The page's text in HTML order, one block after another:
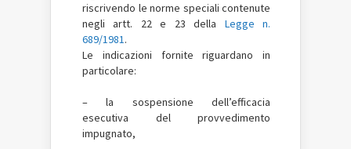
riscrivendo le norme speciali contenute
negli artt. 22 e 23 della Legge n.
689/1981.
Le indicazioni fornite riguardano in
particolare:
– la sospensione dell’efficacia
esecutiva del provvedimento
impugnato,